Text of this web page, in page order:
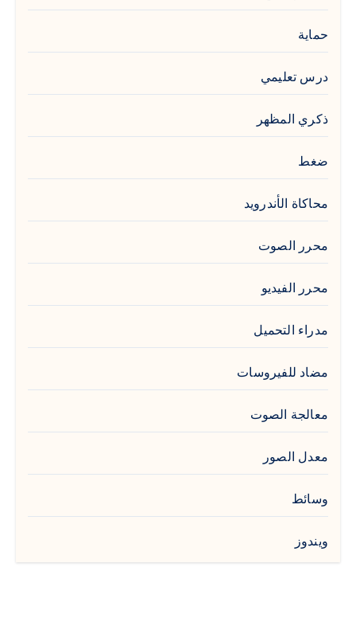
حماية
درس تعليمي
ذكري المظهر
ضغط
محاكاة الأندرويد
محرر الصوت
محرر الفيديو
مدراء التحميل
مضاد للفيروسات
معالجة الصوت
معدل الصور
وسائط
ويندوز